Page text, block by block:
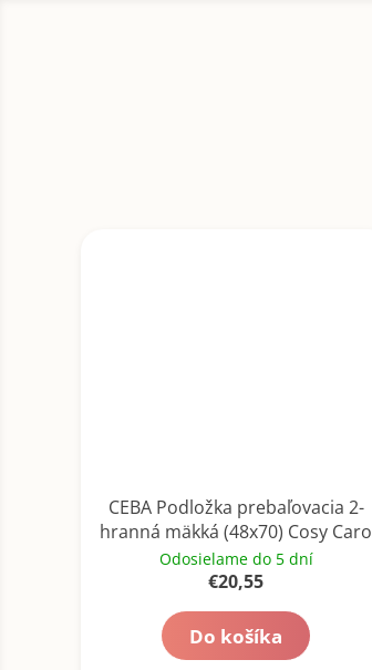
CEBA Podložka prebaľovacia 2-
hranná mäkká (48x70) Cosy Caro
koralová
Odosielame do 5 dní
€20,55
Do košíka